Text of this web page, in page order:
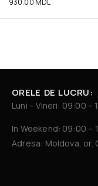
ORELE DE LUCRU:
Luni – Vineri: 09:00 –
In Weekend: 09:00 –
Adresa: Moldova, or.